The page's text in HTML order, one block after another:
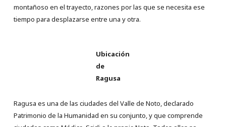
montañoso en el trayecto, razones por las que se necesita ese
tiempo para desplazarse entre una y otra.
Ubicación
de
Ragusa
Ragusa es una de las ciudades del Valle de Noto, declarado
Patrimonio de la Humanidad en su conjunto, y que comprende